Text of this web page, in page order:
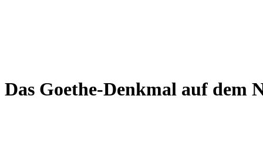
Das Goethe-Denkmal auf dem